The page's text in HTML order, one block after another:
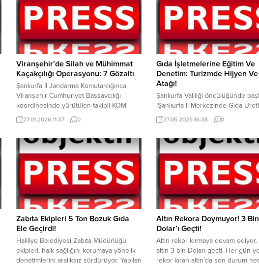
Viranşehir’de Silah ve Mühimmat
Kaçakçılığı Operasyonu: 7 Gözaltı
Şanlıurfa İl Jandarma Komutanlığınca
Viranşehir Cumhuriyet Başsavcılığı
koordinesinde yürütülen takipli KOM
faaliyeti kapsamında 9 adrese
düzenlenen operasyonda çok sayıda
ilgili 7 şüpheli gözaltına alındı. Şanlıurfa İl
Jandarma Komutanlığınca, Viranşehir
Cumhuriyet Başsavcılığının talimatları
doğrultusunda başlatılarak yürütülen
Takipli KOM Faaliyeti (Silah ve Mühimmat
Kaçakçılığı) kapsamında önemli...
27.01.2026 11:37 0
Gıda İşletmelerine Eğitim Ve
Denetim: Turizmde Hijyen
Atağı!
Şanlıurfa Valiliği öncülüğünde
‘Şanlıurfa İl Merkezinde Gıda
Satışı Yapan İş Yerlerine Yönelik
Çalışması’ öncesi tanıtım toplantısı
şehir hepimizin. Her değerine
kadar esnafına da sahip çıkmayı
vazifemiz olarak görüyoruz” dedi.
Şanlıurfa Valiliği öncülüğünde;
yönetimler, İl Tarım ve Orman
Müdürlüğü...
27.05.2025 16:38 0
Zabıta Ekipleri 5 Ton Bozuk Gıda
Ele Geçirdi!
Haliliye Belediyesi Zabıta Müdürlüğü
ekipleri, halk sağlığını korumaya yönelik
denetimlerini aralıksız sürdürüyor. Yapılan
Altın Rekora Doymuyor! 3 Bin
Dolar’ı Geçti!
Altın rekor kırmaya devam
altın 3 bin Doları geçti. Her gün
rekor kıran altın’da son durum